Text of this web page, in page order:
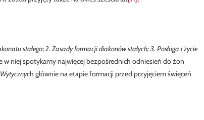
stałego;2. Zasady formacji diakonów stałych;3. Posługa i życie
w niej spotykamy najwięcej bezpośrednich odniesień do żon
Wytycznych głównie na etapie formacji przed przyjęciem święceń